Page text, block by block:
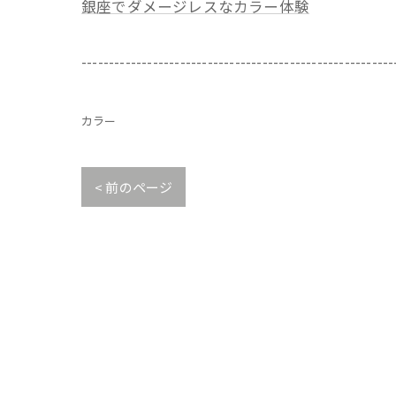
銀座でダメージレスなカラー体験
カラー
< 前のページ